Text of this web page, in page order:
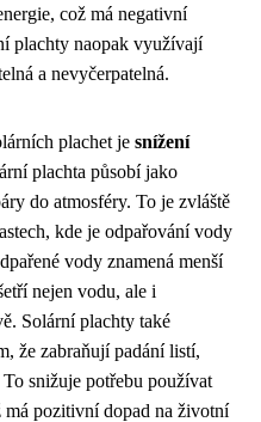
což má negativní
plachty naopak využívají
a nevyčerpatelná.
plachet je snížení
plachta působí jako
do atmosféry. To je zvláště
kde je odpařování vody
vody znamená menší
nejen vodu, ale i
Solární plachty také
že zabraňují padání listí,
snižuje potřebu používat
má pozitivní dopad na životní